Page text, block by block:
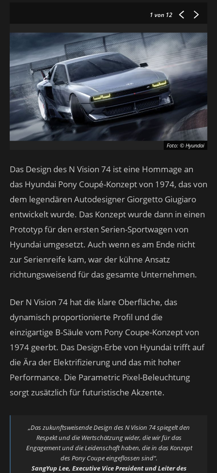
1 von 12
Foto: © Hyundai
Das Design des N Vision 74 ist eine Hommage an
das Hyundai Pony Coupé-Konzept von 1974, das von
dem legendären Autodesigner Giorgetto Giugiaro
entwickelt wurde. Das Konzept wurde dann in einen
Prototyp für den ersten Serien-Sportwagen von
Hyundai umgesetzt. Auch wenn es am Ende nicht
zur Serienreife kam, war der kühne Ansatz
richtungsweisend für das gesamte Unternehmen.
Der N Vision 74 hat die klare Oberfläche, das
dynamisch proportionierte Profil und die
einzigartige B-Säule vom Pony Coupe-Konzept von
1974 geerbt. Das Design-Erbe von Hyundai trifft auf
die Ära der Elektrifizierung und das mit hoher
Performance. Die Parametric Pixel-Beleuchtung
sorgt zusätzlich für futuristische Akzente.
„Das zukunftsweisende Design des N Vision 74 spiegelt den
Respekt und die Wertschätzung wider, die wir für das
Engagement und die Leidenschaft haben, die in das Konzept
des Pony Coupe eingeflossen sind“.
SangYup Lee, Executive Vice President und Leiter des